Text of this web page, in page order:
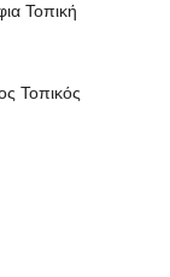
Τοπική
Τοπικός